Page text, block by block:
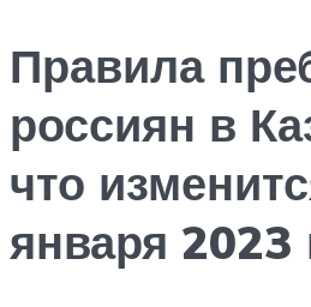
Правила
россиян в
что
января 2023